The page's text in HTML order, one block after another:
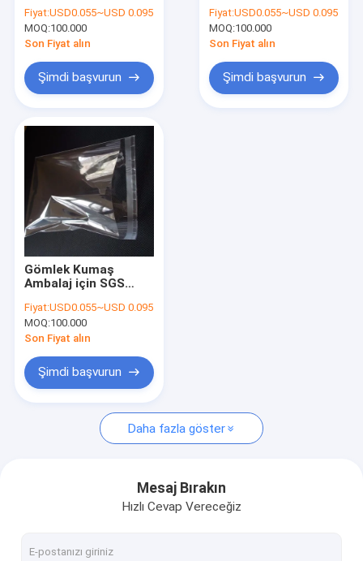
Ekmek Paketleme Torbaları
Biyobozunur Köpek Poop Torbası
Kendinden Yapışkanlı Plastik Torba
Kilitli Plastik Torbalar
Plastik Gazete Poşetleri
Kurye Plastik Torba
Numune Taşıma Çantası
Geri Dönüşümlü Çöp Torbaları
Plastik Torba
Fiyat:USD0.055~USD 0.095
MOQ:100.000
Son Fiyat alın
Şimdi başvurun
Torbalar Suya
Dayanıklı Postalar
Fiyat:USD0.055~USD 0.095
MOQ:100.000
Son Fiyat alın
Şimdi başvurun
Gömlek Kumaş
Ambalaj için SGS
Kendinden Yapışkanlı
Plastik Torba
Fiyat:USD0.055~USD 0.095
MOQ:100.000
Son Fiyat alın
Şimdi başvurun
Daha fazla göster
Mesaj Bırakın
Hızlı Cevap Vereceğiz